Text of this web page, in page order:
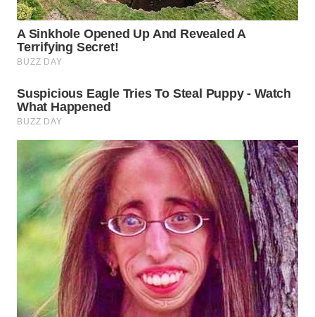
WN
PADANG
LAWAS
WN
SUMEDANG
CIANJUR
WN
KEPULAUAN
SERIBU
WN
TANGERANG